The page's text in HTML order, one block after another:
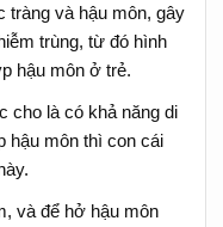
và hậu môn, gây
trùng, từ đó hình
hậu môn ở trẻ.
cho là có khả năng di
hậu môn thì con cái
và để hở hậu môn